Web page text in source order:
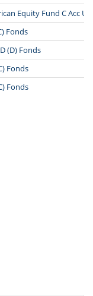
Equity Fund C Acc
Fonds
(D) Fonds
Fonds
Fonds